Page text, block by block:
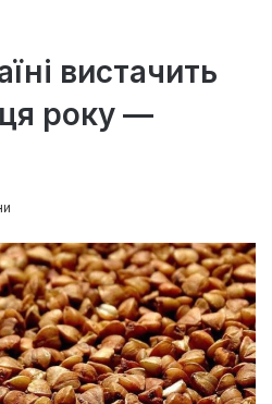
вистачить
року —